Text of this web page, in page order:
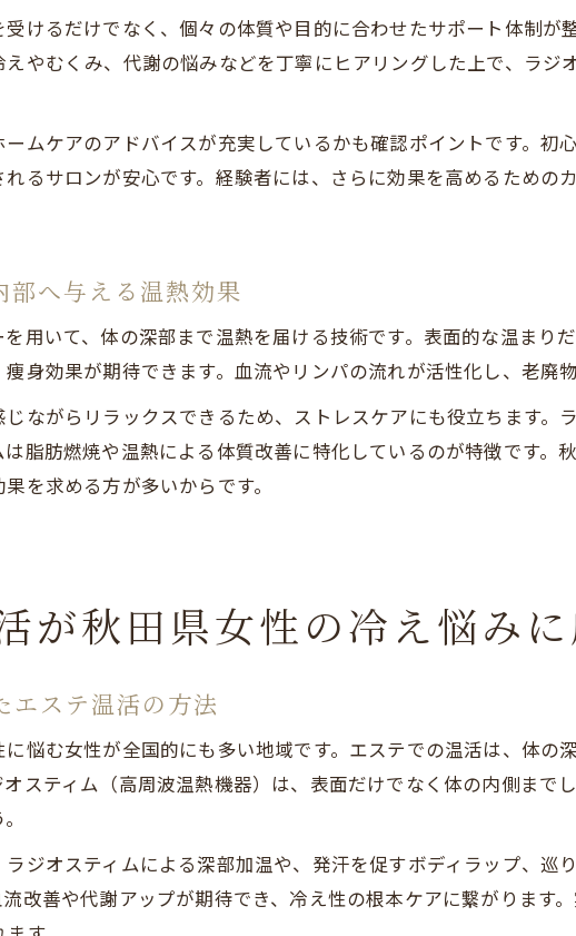
けるだけでなく、個々の体質や目的に合わせたサポート体制が
やむくみ、代謝の悩みなどを丁寧にヒアリングした上で、ラジ
ムケアのアドバイスが充実しているかも確認ポイントです。初
るサロンが安心です。経験者には、さらに効果を高めるための
部へ与える温熱効果
用いて、体の深部まで温熱を届ける技術です。表面的な温まり
身効果が期待できます。血流やリンパの流れが活性化し、老廃
ながらリラックスできるため、ストレスケアにも役立ちます。
脂肪燃焼や温熱による体質改善に特化しているのが特徴です。
を求める方が多いからです。
が秋田県女性の冷え悩み
エステ温活の方法
悩む女性が全国的にも多い地域です。エステでの温活は、体の
スティム（高周波温熱機器）は、表面だけでなく体の内側まで
ジオスティムによる深部加温や、発汗を促すボディラップ、巡
改善や代謝アップが期待でき、冷え性の根本ケアに繋がります